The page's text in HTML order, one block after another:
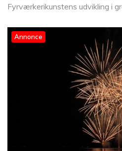
Fyrværkerikunstens udvikling i
Annonce